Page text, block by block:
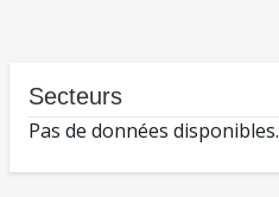
Secteurs
Pas de données disponibles.